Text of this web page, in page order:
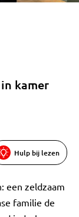
kamer
Hulp bij lezen
een zeldzaam
familie de